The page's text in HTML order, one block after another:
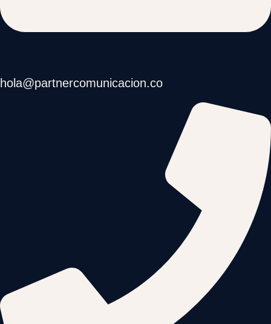
hola@partnercomunicacion.co